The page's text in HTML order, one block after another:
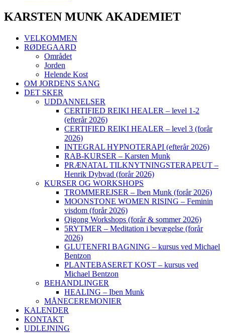
KARSTEN MUNK AKADEMIET
VELKOMMEN
RØDEGAARD
Området
Jorden
Helende Kost
OM JORDENS SANG
DET SKER
UDDANNELSER
CERTIFIED REIKI HEALER – level 1-2
(efterår 2026)
CERTIFIED REIKI HEALER – level 3 (forår
2026)
INTEGRAL HYPNOTERAPI (efterår 2026)
RAB-KURSER – Karsten Munk
PRÆNATAL TILKNYTNINGSTERAPEUT –
Henrik Dybvad (forår 2026)
KURSER OG WORKSHOPS
TROMMEREJSER – Iben Munk (forår 2026)
MOONSTONE WOMEN RISING – Feminin
visdom (forår 2026)
Qigong Workshops (forår & sommer 2026)
5RYTMER – Meditation i bevægelse (forår
2026)
GLUTENFRI BAGNING – kursus ved Michael
Bentzon
PLANTEBASERET KOST – kursus ved
Michael Bentzon
BEHANDLINGER
HEALING – Iben Munk
MÅNECEREMONIER
KALENDER
KONTAKT
UDLEJNING